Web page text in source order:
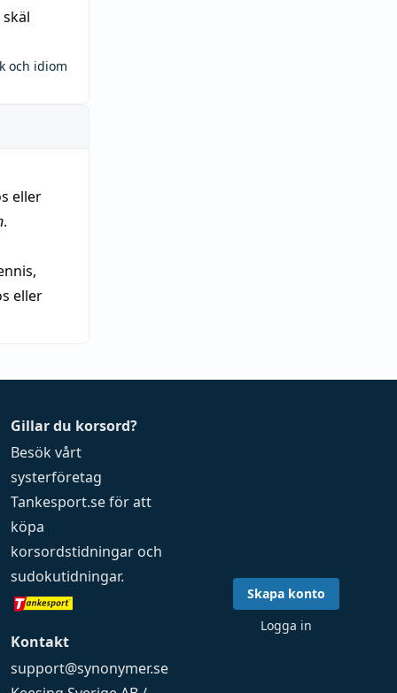
och idiom
eller
.
eller
Gillar du korsord?
Besök vårt
systerföretag
Tankesport.seför att
köpa
korsordstidningar och
sudokutidningar.
Kontakt
support@synonymer.se
Skapa konto
Logga in